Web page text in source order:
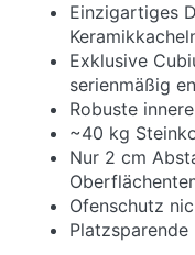
Einzigartiges
Exklusive
serienmäßig
Robuste
~40 kg
Nur 2 cm
Ofenschutz
Platzsparende